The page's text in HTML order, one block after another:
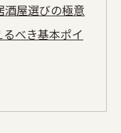
酒屋選びの極意
べき基本ポイ
重視の選び方